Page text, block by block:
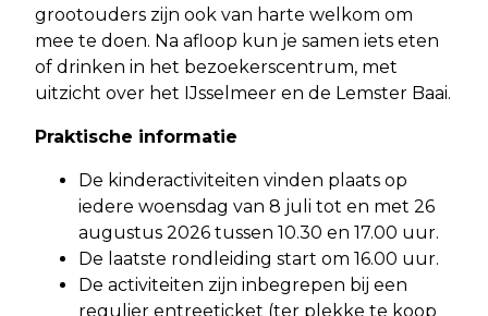
grootouders zijn ook van harte welkom om
mee te doen. Na afloop kun je samen iets eten
of drinken in het bezoekerscentrum, met
uitzicht over het IJsselmeer en de Lemster Baai.
Praktische informatie
De kinderactiviteiten vinden plaats op
iedere woensdag van 8 juli tot en met 26
augustus 2026 tussen 10.30 en 17.00 uur.
De laatste rondleiding start om 16.00 uur.
De activiteiten zijn inbegrepen bij een
regulier entreeticket (ter plekke te koop